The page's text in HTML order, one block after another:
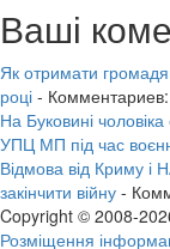
Ваші
Як отримати
році - Комментариев:
На Буковині
УПЦ МП під час
Відмова від Криму
закінчити війну -
Copyright © 2008-
Розміщення